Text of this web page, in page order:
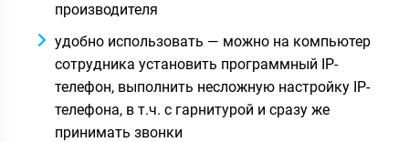
производителя
удобно использовать — можно на компьютер
сотрудника установить программный IP-
телефон, выполнить несложную настройку IP-
телефона, в т.ч. с гарнитурой и сразу же
принимать звонки